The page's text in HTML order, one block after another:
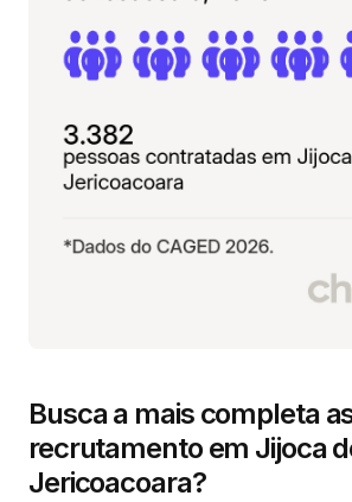
Busca a mais completa
recrutamento em Jijoca
Jericoacoara?